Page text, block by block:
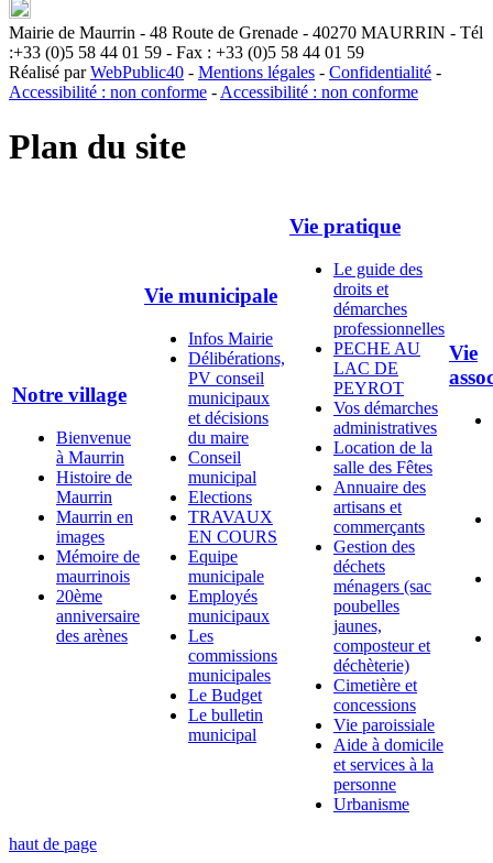
Mairie de Maurrin - 48 Route de Grenade - 40270 MAURRIN - Tél
:+33 (0)5 58 44 01 59 - Fax : +33 (0)5 58 44 01 59
Réalisé parWebPublic40 - Mentions légales - Confidentialité -
Accessibilité : non conforme -Accessibilité : non conforme
Plan du site
Notre village
Bienvenue
à Maurrin
Histoire de
Maurrin
Maurrin en
images
Mémoire de
maurrinois
20ème
anniversaire
des arènes
Vie municipale
Infos Mairie
Délibérations,
PV conseil
municipaux
et décisions
du maire
Conseil
municipal
Elections
TRAVAUX
EN COURS
Equipe
municipale
Employés
municipaux
Les
commissions
municipales
Le Budget
Le bulletin
municipal
Vie pratique
Le guide des
droits et
démarches
professionnelles
PECHE AU
LAC DE
PEYROT
Vos démarches
administratives
Location de la
salle des Fêtes
Annuaire des
artisans et
commerçants
Gestion des
déchets
ménagers (sac
poubelles
jaunes,
composteur et
déchèterie)
Cimetière et
concessions
Vie paroissiale
Aide à domicile
et services à la
personne
Urbanisme
Vie
haut de page